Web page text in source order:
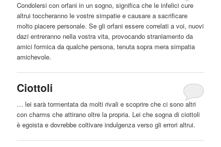
Condolersi con orfani in un sogno, significa che le infelici cure
altrui toccheranno le vostre simpatie e causare a sacrificare
molto piacere personale. Se gli orfani essere correlati a voi, nuovi
dazi entreranno nella vostra vita, provocando straniamento da
amici formica da qualche persona, tenuta sopra mera simpatia
amichevole.
Ciottoli
… lei sarà tormentata da molti rivali e scoprire che ci sono altri
con charms che attirano oltre la propria. Lei che sogna di ciottoli
è egoista e dovrebbe coltivare indulgenza verso gli errorialtrui.